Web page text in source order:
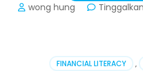
wong hung
FINANCIAL LITERACY ,